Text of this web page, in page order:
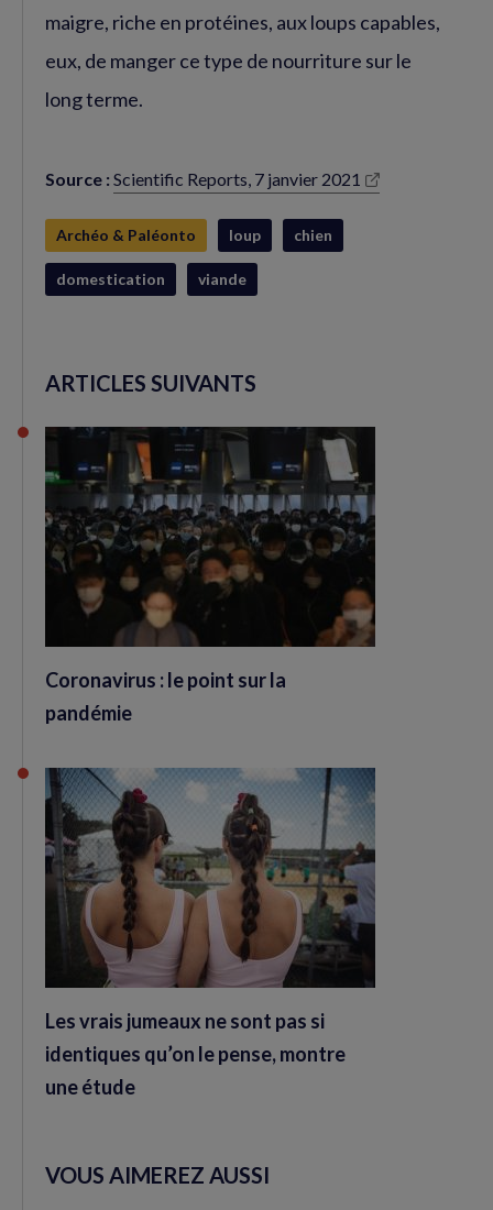
maigre, riche en protéines, aux loups capables,
eux, de manger ce type de nourriture sur le
long terme.
Source : Scientific Reports, 7 janvier 2021
(nouvelle
Archéo & Paléonto loup chien
domestication viande
ARTICLES SUIVANTS
Coronavirus : le point sur la
pandémie
Les vrais jumeaux ne sont pas si
identiques qu’on le pense, montre
une étude
VOUS AIMEREZ AUSSI